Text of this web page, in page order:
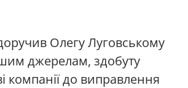
Олегу Луговському
джерелам, здобуту
компанії до виправлення